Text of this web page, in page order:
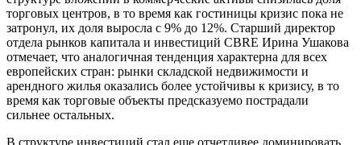
торговых центров, в то время как гостиницы кризис пока не
затронул, их доля выросла с 9% до 12%. Старший директор
отдела рынков капитала и инвестиций CBRE Ирина Ушакова
отмечает, что аналогичная тенденция характерна для всех
европейских стран: рынки складской недвижимости и
арендного жилья оказались более устойчивы к кризису, в то
время как торговые объекты предсказуемо пострадали
сильнее остальных.